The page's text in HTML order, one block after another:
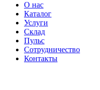
О нас
Каталог
Услуги
Склад
Пульс
Сотрудничество
Контакты